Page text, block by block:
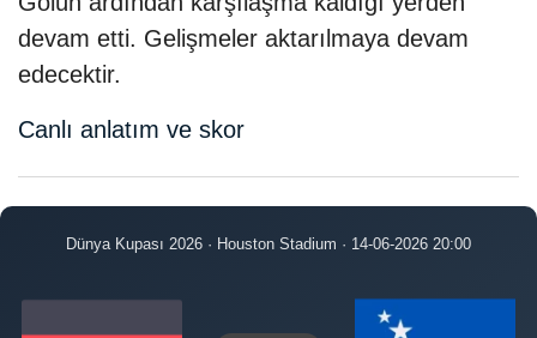
devam etti. Gelişmeler aktarılmaya devam
edecektir.
Canlı anlatım ve skor
Dünya Kupası 2026 · Houston Stadium · 14-06-2026 20:00